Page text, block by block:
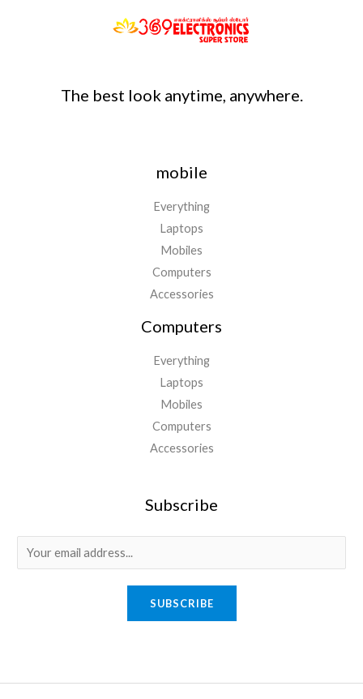
The best look anytime, anywhere.
mobile
Everything
Laptops
Mobiles
Computers
Accessories
Computers
Everything
Laptops
Mobiles
Computers
Accessories
Subscribe
m
SUBSCRIBE